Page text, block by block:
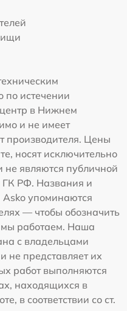
по истечении
в Нижнем
и не имеет
производителя. Цены
носят исключительно
не являются публичной
ГК РФ. Названия и
Asko упоминаются
— чтобы обозначить
мы работаем. Наша
с владельцами
не представляет их
работ выполняются
находящихся в
в соответствии со ст.